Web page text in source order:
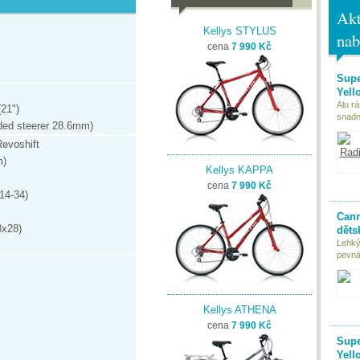
steerer 28.6mm)
34)
Kellys STYLUS
cena 7 990 Kč
Kellys KAPPA
cena 7 990 Kč
Kellys ATHENA
cena 7 990 Kč
Alu